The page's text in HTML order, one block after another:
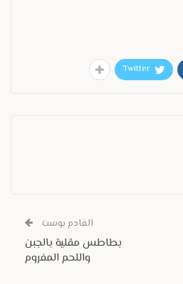
Twitter
القادم بوست
بطاطس مقلية بالجبن
واللحم المفروم